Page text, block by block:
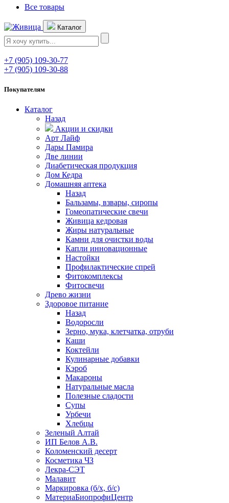
Все товары
Каталог
+7 (905) 109-30-77
+7 (905) 109-30-88
Покупателям
Каталог
Назад
Акции и скидки
Арт Лайф
Дары Памира
Две линии
Диабетическая продукция
Дом Кедра
Домашняя аптека
Назад
Бальзамы, взвары, сиропы
Гомеопатические свечи
Живица кедровая
Жиры натуральные
Камни для очистки воды
Капли инновационные
Настойки
Профилактические спрей
Фитокомплексы
Фитосвечи
Древо жизни
Здоровое питание
Назад
Водоросли
Зерно, мука, клетчатка, отруби
Каши
Коктейли
Кулинарные добавки
Кэроб
Макароны
Натуральные масла
Полезные сладости
Супы
Урбечи
Хлебцы
Зеленый Алтай
ИП Белов А.В.
Коломенский десерт
Косметика ЧЗ
Лекра-СЭТ
Малавит
Маркировка (б/х, б/с)
МатериаБиопрофиЦентр